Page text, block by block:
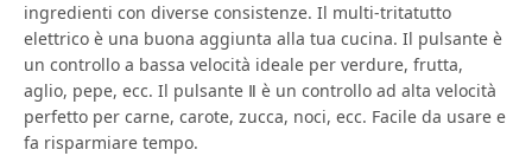
ingredienti con diverse consistenze. Il multi-tritatutto
elettrico è una buona aggiunta alla tua cucina. Il pulsante è
un controllo a bassa velocità ideale per verdure, frutta,
aglio, pepe, ecc. Il pulsante Ⅱ è un controllo ad alta velocità
perfetto per carne, carote, zucca, noci, ecc. Facile da usare e
fa risparmiare tempo.